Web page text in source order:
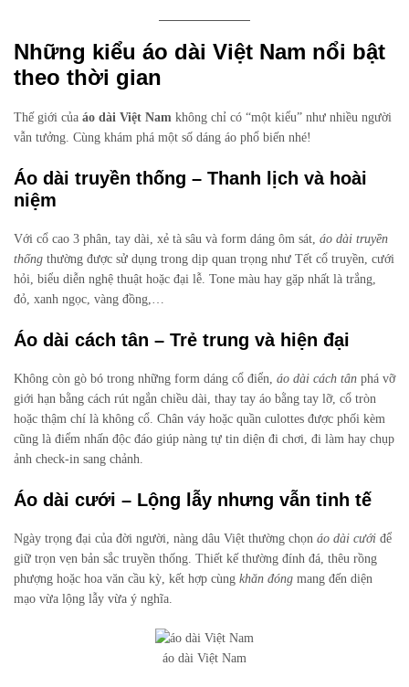
Những kiểu áo dài Việt Nam nổi bật
theo thời gian
Thế giới của áo dài Việt Nam không chỉ có “một kiểu” như nhiều người
vẫn tưởng. Cùng khám phá một số dáng áo phổ biến nhé!
Áo dài truyền thống – Thanh lịch và hoài
niệm
Với cổ cao 3 phân, tay dài, xẻ tà sâu và form dáng ôm sát, áo dài truyền
thống thường được sử dụng trong dịp quan trọng như Tết cổ truyền, cưới
hỏi, biểu diễn nghệ thuật hoặc đại lễ. Tone màu hay gặp nhất là trắng,
đỏ, xanh ngọc, vàng đồng,…
Áo dài cách tân – Trẻ trung và hiện đại
Không còn gò bó trong những form dáng cổ điển, áo dài cách tân phá vỡ
giới hạn bằng cách rút ngắn chiều dài, thay tay áo bằng tay lỡ, cổ tròn
hoặc thậm chí là không cổ. Chân váy hoặc quần culottes được phối kèm
cũng là điểm nhấn độc đáo giúp nàng tự tin diện đi chơi, đi làm hay chụp
ảnh check-in sang chảnh.
Áo dài cưới – Lộng lẫy nhưng vẫn tinh tế
Ngày trọng đại của đời người, nàng dâu Việt thường chọn áo dài cưới để
giữ trọn vẹn bản sắc truyền thống. Thiết kế thường đính đá, thêu rồng
phượng hoặc hoa văn cầu kỳ, kết hợp cùng khăn đóng mang đến diện
mạo vừa lộng lẫy vừa ý nghĩa.
áo dài Việt Nam